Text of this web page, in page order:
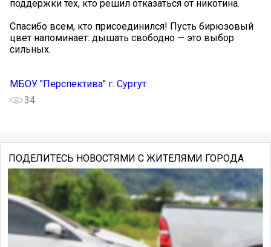
поддержки тех, кто решил отказаться от никотина.
Спасибо всем, кто присоединился! Пусть бирюзовый
цвет напоминает: дышать свободно — это выбор
сильных.
МБОУ "Перспектива" г. Сургут
34
ПОДЕЛИТЕСЬ НОВОСТЯМИ С ЖИТЕЛЯМИ ГОРОДА